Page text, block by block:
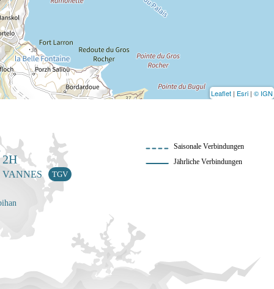
Leaflet | Esri | © IGN